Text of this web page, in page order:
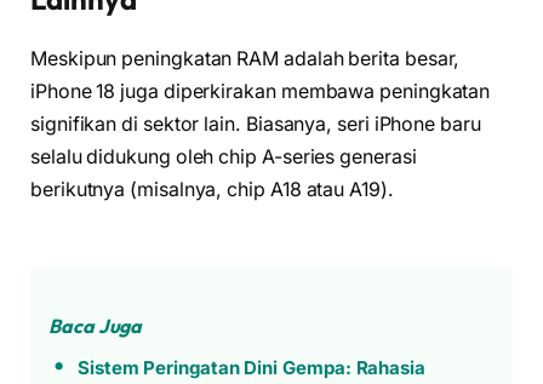
Meskipun peningkatan RAM adalah berita besar,
iPhone 18 juga diperkirakan membawa peningkatan
signifikan di sektor lain. Biasanya, seri iPhone baru
selalu didukung oleh chip A-series generasi
berikutnya (misalnya, chip A18 atau A19).
Baca Juga
Sistem Peringatan Dini Gempa: Rahasia